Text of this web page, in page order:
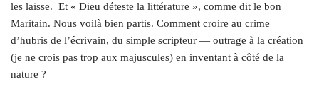
les laisse. Et « Dieu déteste la littérature », comme dit le bon
Maritain. Nous voilà bien partis. Comment croire au crime
d’hubris de l’écrivain, du simple scripteur — outrage à la création
(je ne crois pas trop aux majuscules) en inventant à côté de la
nature ?